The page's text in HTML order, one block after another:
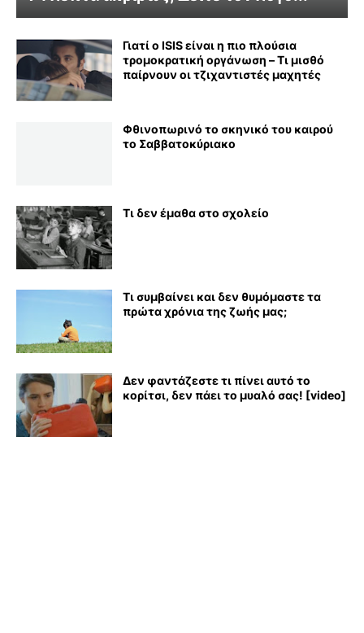
Γιατί ο ISIS είναι η πιο πλούσια
τρομοκρατική οργάνωση – Τι μισθό
παίρνουν οι τζιχαντιστές μαχητές
Φθινοπωρινό το σκηνικό του καιρού
το Σαββατοκύριακο
Τι δεν έμαθα στο σχολείο
Τι συμβαίνει και δεν θυμόμαστε τα
πρώτα χρόνια της ζωής μας;
Δεν φαντάζεστε τι πίνει αυτό το
κορίτσι, δεν πάει το μυαλό σας! [video]